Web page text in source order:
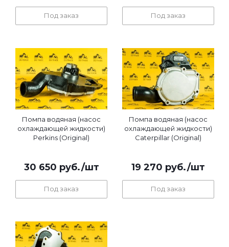
Под заказ Под заказ
Помпа водяная (насос
охлаждающей жидкости)
Perkins (Original)
30 650 руб./шт
Под заказ
Помпа водяная (насос
охлаждающей жидкости)
Caterpillar (Original)
19 270 руб./шт
Под заказ